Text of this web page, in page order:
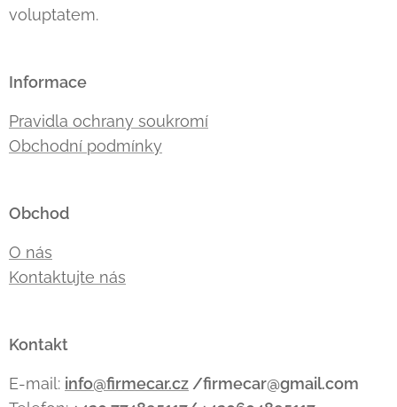
voluptatem.
Informace
Pravidla ochrany soukromí
Obchodní podmínky
Obchod
O nás
Kontaktujte nás
Kontakt
E-mail: info@firmecar.cz /firmecar@gmail.com